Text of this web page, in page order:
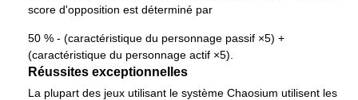
score d'opposition est déterminé par
50 % - (caractéristique du personnage passif ×5) +
(caractéristique du personnage actif ×5).
Réussites exceptionnelles
La plupart des jeux utilisant le système Chaosium utilisent les